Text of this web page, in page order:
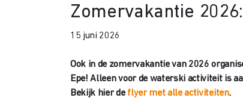
Zomervakantie
15 juni 2026
Ook in de zomervakantie van 2026
Epe! Alleen voor de waterski activiteit is
Bekijk hier deflyer met alle activiteiten.